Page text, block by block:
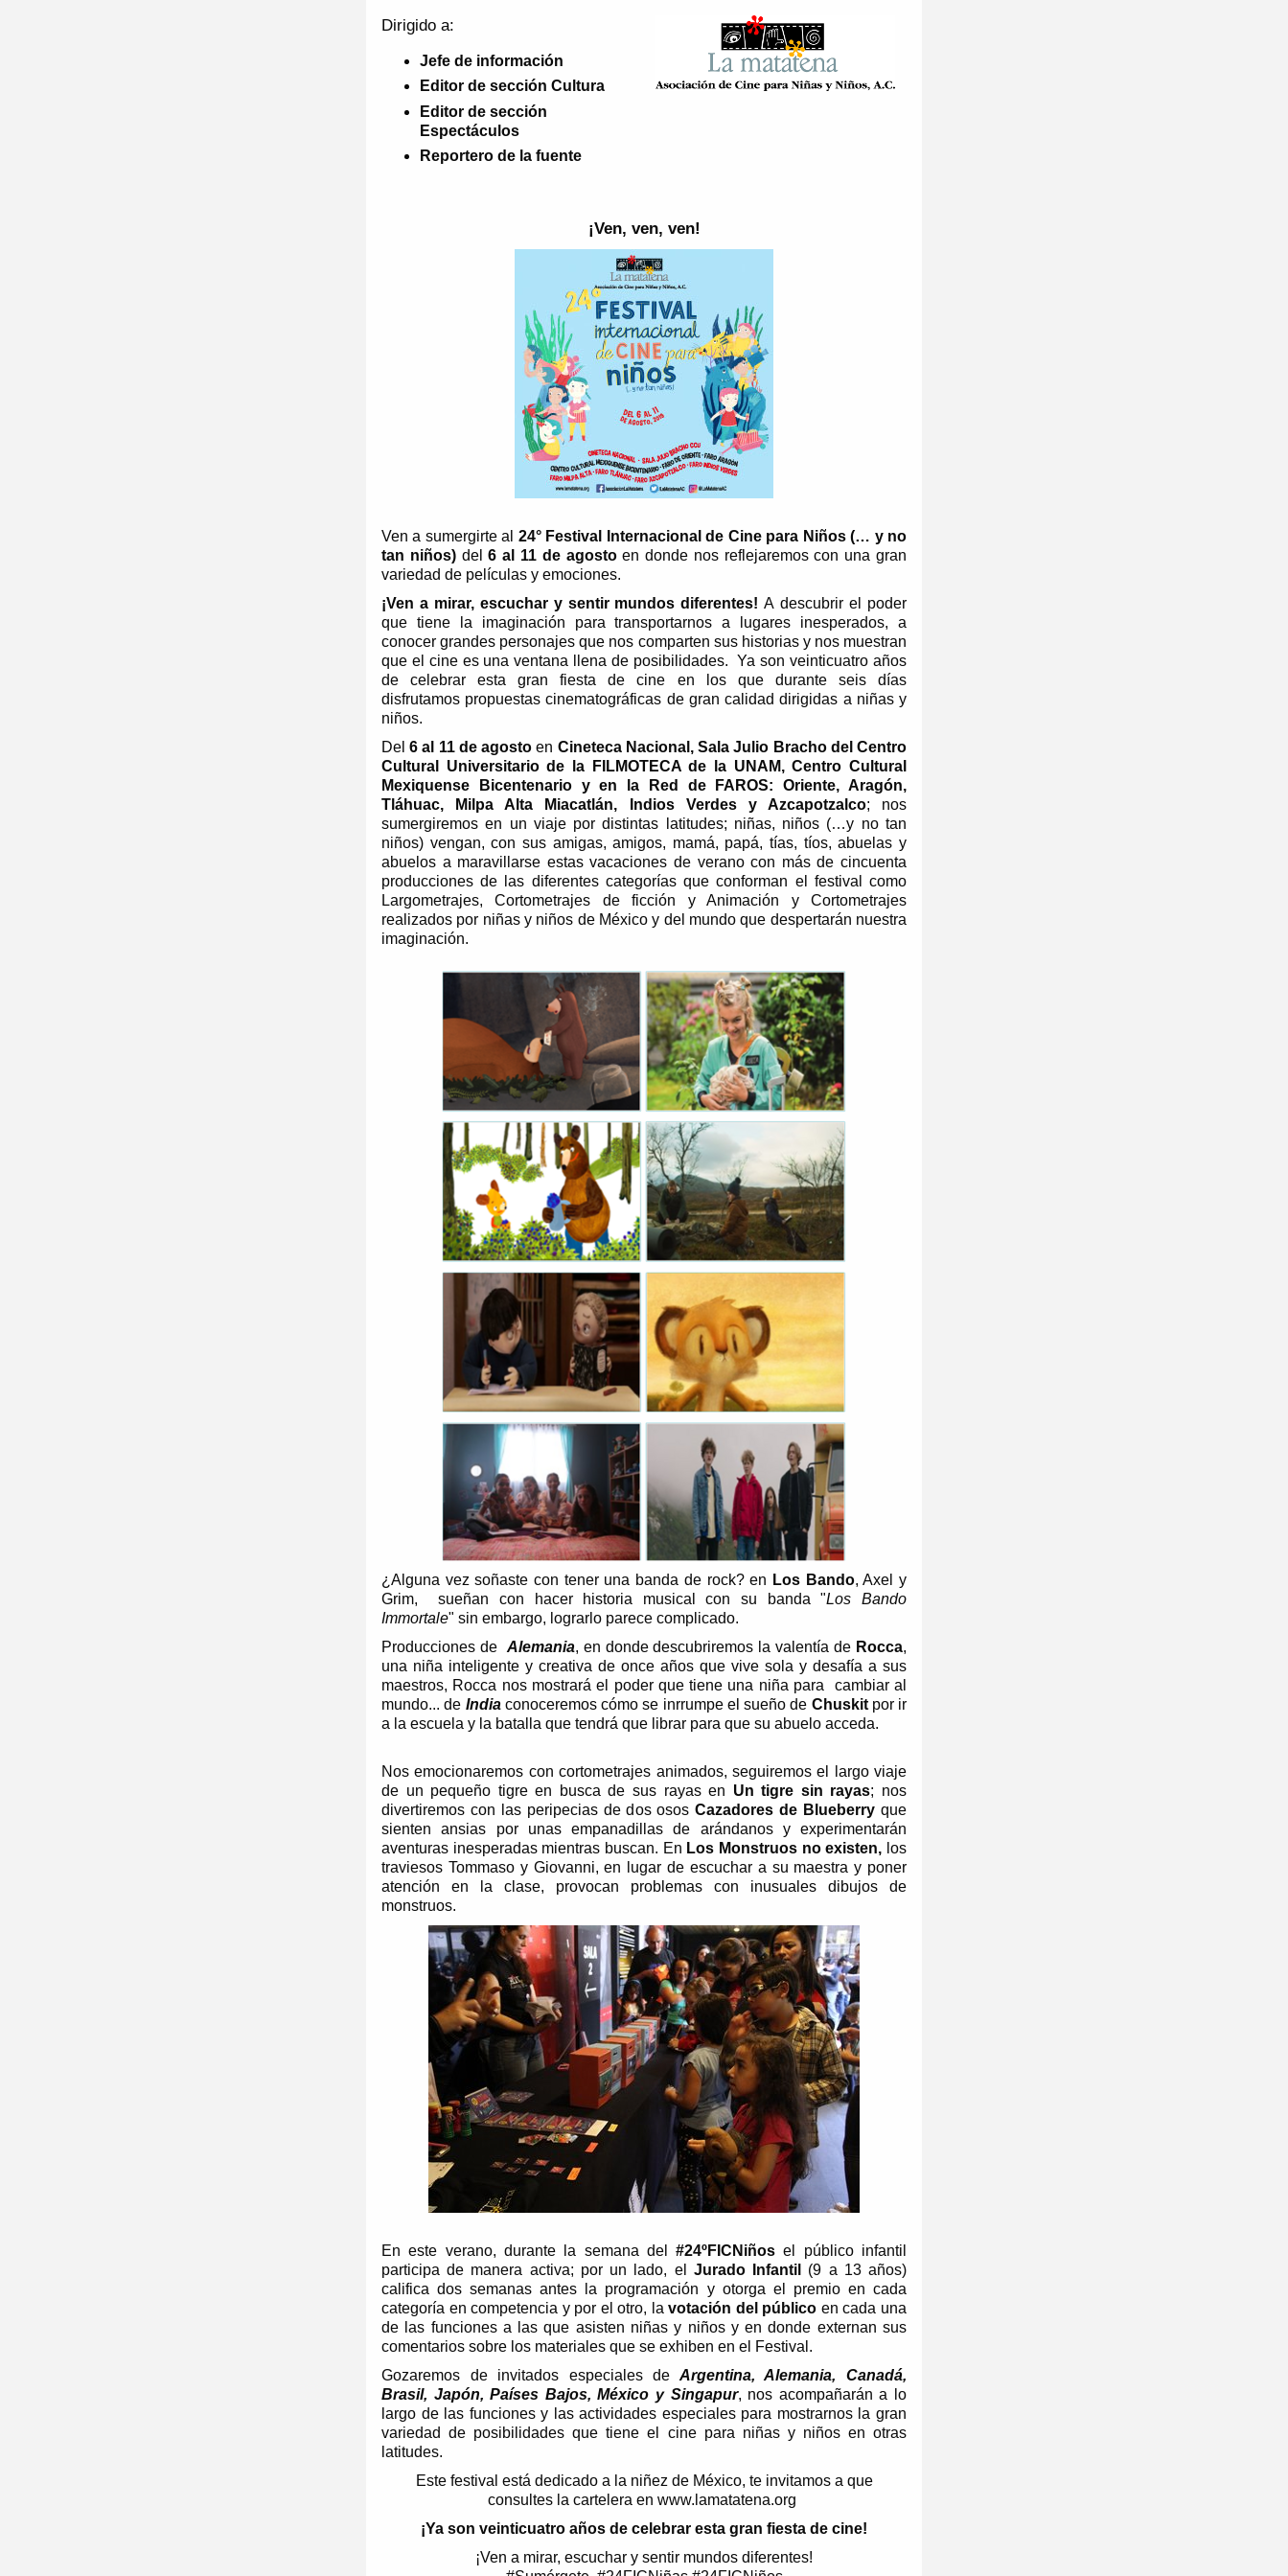
Dirigido a:
Jefe de información
Editor de sección Cultura
Editor de sección
Espectáculos
Reportero de la fuente
¡Ven, ven, ven!
Ven a sumergirte al 24° Festival Internacional de Cine para Niños (… y no
tan niños) del6 al 11 de agostoen donde nos reflejaremos con una gran
variedad de películas y emociones.
¡Ven a mirar, escuchar y sentir mundos diferentes!A descubrir el poder
que tiene la imaginación para transportarnos a lugares inesperados, a
conocer grandes personajes que nos comparten sus historias y nos muestran
que el cine es una ventana llena de posibilidades. Ya son veinticuatro años
de celebrar esta gran fiesta de cine en los que durante seis días
disfrutamos propuestas cinematográficas de gran calidad dirigidas a niñas y
niños.
Del6 al 11 de agosto en Cineteca Nacional, Sala Julio Bracho del Centro
Cultural Universitario de la FILMOTECA de la UNAM, Centro Cultural
Mexiquense Bicentenario y en la Red de FAROS: Oriente, Aragón,
Tláhuac, Milpa Alta Miacatlán, Indios Verdes y Azcapotzalco; nos
sumergiremos en un viaje por distintas latitudes; niñas, niños (…y no tan
niños) vengan, con sus amigas, amigos, mamá, papá, tías, tíos, abuelas y
abuelos a maravillarse estas vacaciones de verano con más de cincuenta
producciones de las diferentes categorías que conforman el festival como
Largometrajes, Cortometrajes de ficción y Animación y Cortometrajes
realizados por niñas y niños de México y del mundo que despertarán nuestra
imaginación.
¿Alguna vez soñaste con tener una banda de rock? en Los Bando, Axel y
Grim, sueñan con hacer historia musical con su banda "Los Bando
Immortale" sin embargo, lograrlo parece complicado.
Producciones de Alemania, en donde descubriremos la valentía de Rocca,
una niña inteligente y creativa de once años que vive sola y desafía a sus
maestros, Rocca nos mostrará el poder que tiene una niña para cambiar al
mundo... de Indiaconoceremos cómo se inrrumpe el sueño de Chuskitpor ir
a la escuela y la batalla que tendrá que librar para que su abuelo acceda.
Nos emocionaremos con cortometrajes animados, seguiremos el largo viaje
de un pequeño tigre en busca de sus rayas en Un tigre sin rayas; nos
divertiremos con las peripecias de dos ososCazadores de Blueberry que
sienten ansias por unas empanadillas de arándanos y experimentarán
aventuras inesperadas mientras buscan. En Los Monstruos no existen, los
traviesos Tommaso y Giovanni, en lugar de escuchar a su maestra y poner
atención en la clase, provocan problemas con inusuales dibujos de
monstruos.
En este verano, durante la semana del #24ºFICNiños el público infantil
participa de manera activa; por un lado, el Jurado Infantil (9 a 13 años)
califica dos semanas antes la programación y otorga el premio en cada
categoría en competencia y por el otro, la votación del público en cada una
de las funciones a las que asisten niñas y niños y en donde externan sus
comentarios sobre los materiales que se exhiben en el Festival.
Gozaremos de invitados especiales de Argentina, Alemania, Canadá,
Brasil, Japón, Países Bajos, México y Singapur, nos acompañarán a lo
largo de las funciones y las actividades especiales para mostrarnos la gran
variedad de posibilidades que tiene el cine para niñas y niños en otras
latitudes.
Este festival está dedicado a la niñez de México, te invitamos a que
consultes la cartelera en www.lamatatena.org
¡Ya son veinticuatro años de celebrar esta gran fiesta de cine!
¡Ven a mirar, escuchar y sentir mundos diferentes!